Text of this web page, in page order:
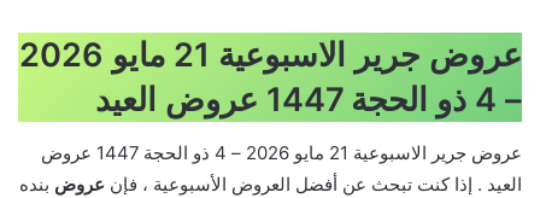
عروض جرير الاسبوعية 21 مايو 2026
– 4 ذو الحجة 1447 عروض العيد
عروض جرير الاسبوعية 21 مايو 2026 – 4 ذو الحجة 1447 عروض
العيد . إذا كنت تبحث عن أفضل العروض الأسبوعية ، فإن عروض بنده